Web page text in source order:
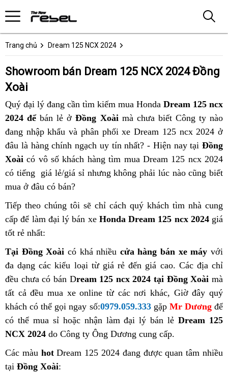
Trang chủ Dream 125 NCX 2024
Showroom bán Dream 125 NCX 2024 Đồng
Xoài
Quý đại lý đang cần tìm kiếm mua Honda Dream 125 ncx
2024 đểbán lẻ ở Đồng Xoàimà chưa biết Công ty nào
đang nhập khẩu và phân phối xe Dream 125 ncx 2024 ở
đâu là hàng chính ngạch uy tín nhất? - Hiện nay tại Đồng
Xoài có vô số khách hàng tìm mua Dream 125 ncx 2024
có tiếng giá lẻ/giá sỉ nhưng không phải lúc nào cũng biết
mua ở đâu có bán?
Tiếp theo chúng tôi sẽ chỉ cách quý khách tìm nhà cung
cấp để làm đại lý bán xe Honda Dream 125 ncx 2024giá
tốt rẻ nhất:
Tại Đồng Xoài có khá nhiều cửa hàng bán xe máy với
đa dạng các kiểu loại từ giá rẻ đến giá cao. Các địa chỉ
đều chưa có bán Dream 125 ncx 2024 tại Đồng Xoài mà
tất cả đều mua xe online từ các nơi khác, Giờ đây quý
khách có thể gọi ngay số:0979.059.333gặp Mr Dươngđể
có thể mua sỉ hoặc nhận làm đại lý bán lẻDream 125
NCX 2024 do Công ty Ông Dương cung cấp.
Các màu hotDream 125 2024 đang được quan tâm nhiều
tại Đồng Xoài: